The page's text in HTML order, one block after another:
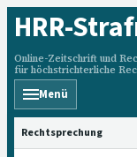
HRR-
Online-Zeitschrift und
für höchstrichterliche
Menü
HRRS durchsuchen